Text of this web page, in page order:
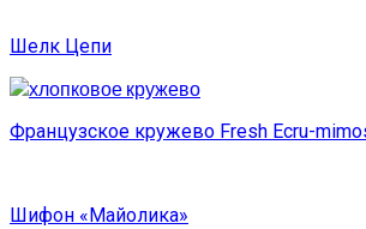
Шелк Цепи
Французское кружево Fresh Ecru-
Шифон «Майолика»